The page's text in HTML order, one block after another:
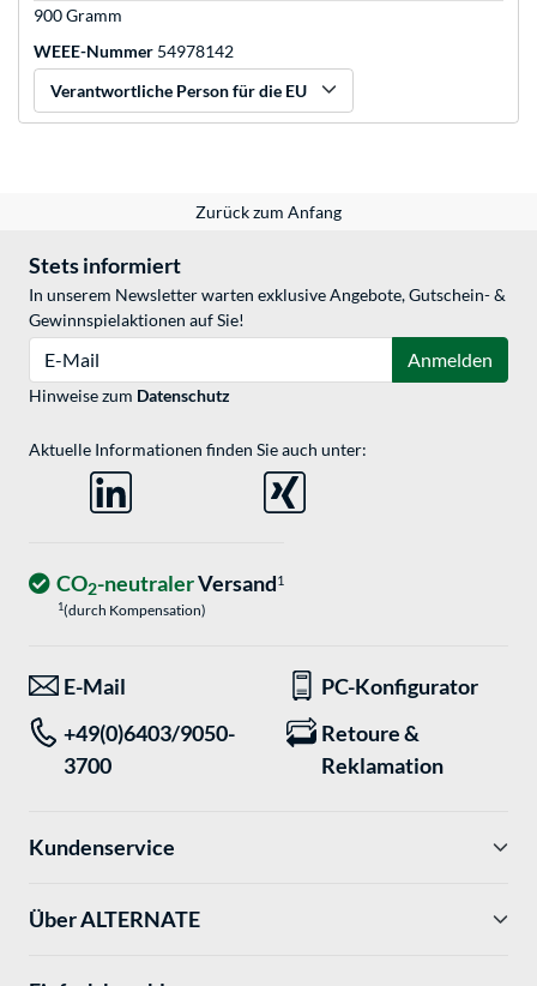
900 Gramm
WEEE-Nummer 54978142
Verantwortliche Person für die EU
Zurück zum Anfang
Stets informiert
In unserem Newsletter warten exklusive Angebote, Gutschein- &
Gewinnspielaktionen auf Sie!
Anmelden
Hinweise zum Datenschutz
Aktuelle Informationen finden Sie auch unter:
CO2-neutralerVersand1
1(durch Kompensation)
E-Mail
PC-Konfigurator
+49(0)6403/9050-
3700
Retoure &
Reklamation
Kundenservice
Über ALTERNATE